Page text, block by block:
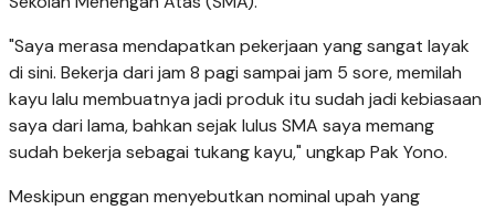
"Saya merasa mendapatkan pekerjaan yang sangat layak
di sini. Bekerja dari jam 8 pagi sampai jam 5 sore, memilah
kayu lalu membuatnya jadi produk itu sudah jadi kebiasaan
saya dari lama, bahkan sejak lulus SMA saya memang
sudah bekerja sebagai tukang kayu," ungkap Pak Yono.
Meskipun enggan menyebutkan nominal upah yang